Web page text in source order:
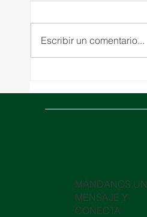
suministro
Escribir un comentario...
​MÁNDANOS UN
MENSAJE Y
CONECTA